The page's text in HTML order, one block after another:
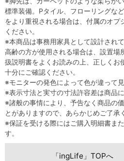
標準装備。Pタイル、フローリングな
をより重視される場合は、付属のオプ
ください。
※本商品は事務用家具として設計され
高齢の方が使用される場合は、設置場
扱説明書をよくお読みの上、正しくお
十分にご確認ください。
※モニターの発色によって色が違って
※表示寸法と実寸の寸法許容差は商品
※諸般の事情により、予告なく商品の
とがありますので、あらかじめご了承
※保証を受ける際にはご購入明細書ま
す。
「ingLife」TOPへ